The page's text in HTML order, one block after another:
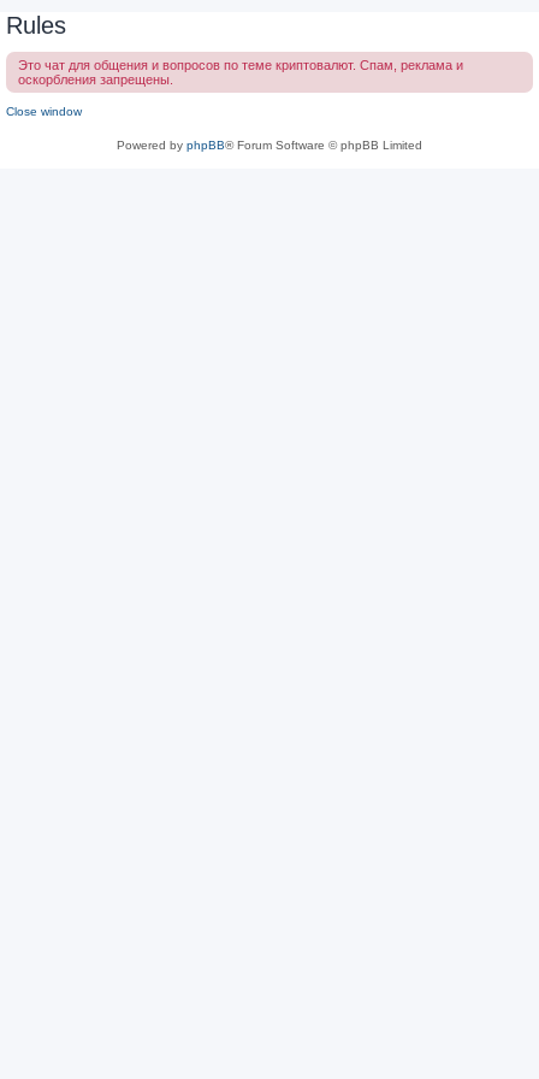
Rules
Это чат для общения и вопросов по теме криптовалют. Спам, реклама и
оскорбления запрещены.
Close window
Powered by phpBB® Forum Software © phpBB Limited